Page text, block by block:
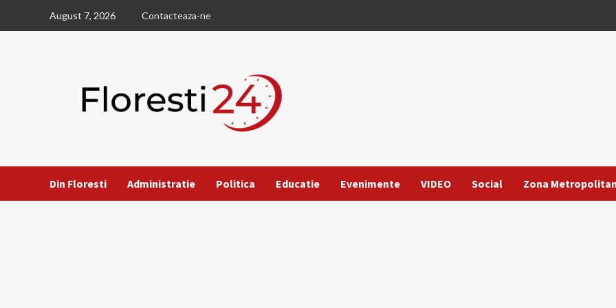
August 7, 2026 Contacteaza-ne
Din Floresti Administratie Politica Educatie Evenimente VIDEO Social Zona